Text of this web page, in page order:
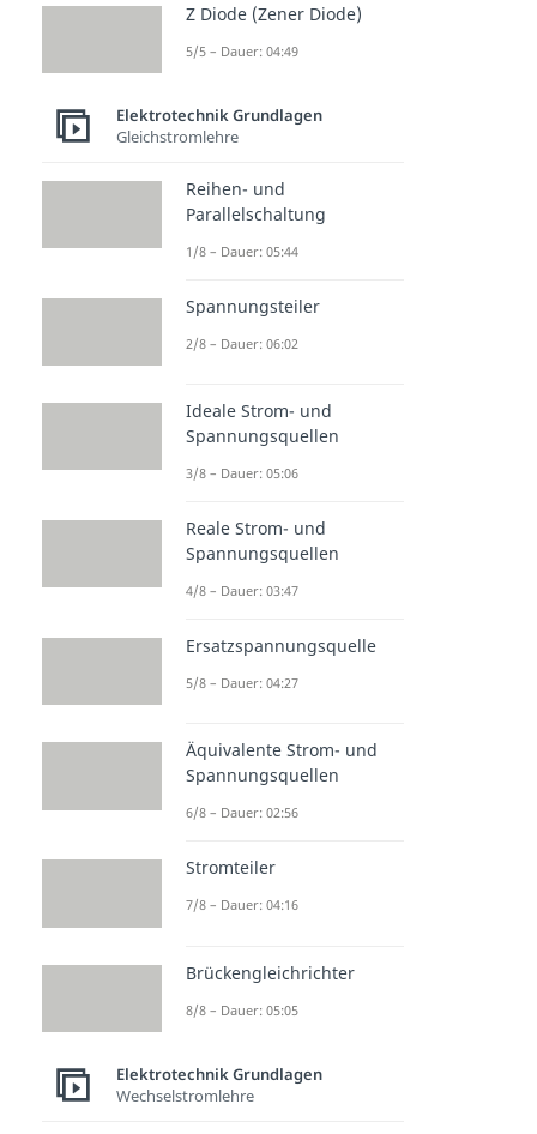
Z Diode (Zener Diode)
5/5 – Dauer: 04:49
Elektrotechnik Grundlagen
Gleichstromlehre
Reihen- und
Parallelschaltung
1/8 – Dauer: 05:44
Spannungsteiler
2/8 – Dauer: 06:02
Ideale Strom- und
Spannungsquellen
3/8 – Dauer: 05:06
Reale Strom- und
Spannungsquellen
4/8 – Dauer: 03:47
Ersatzspannungsquelle
5/8 – Dauer: 04:27
Äquivalente Strom- und
Spannungsquellen
6/8 – Dauer: 02:56
Stromteiler
7/8 – Dauer: 04:16
Brückengleichrichter
8/8 – Dauer: 05:05
Elektrotechnik Grundlagen
Wechselstromlehre